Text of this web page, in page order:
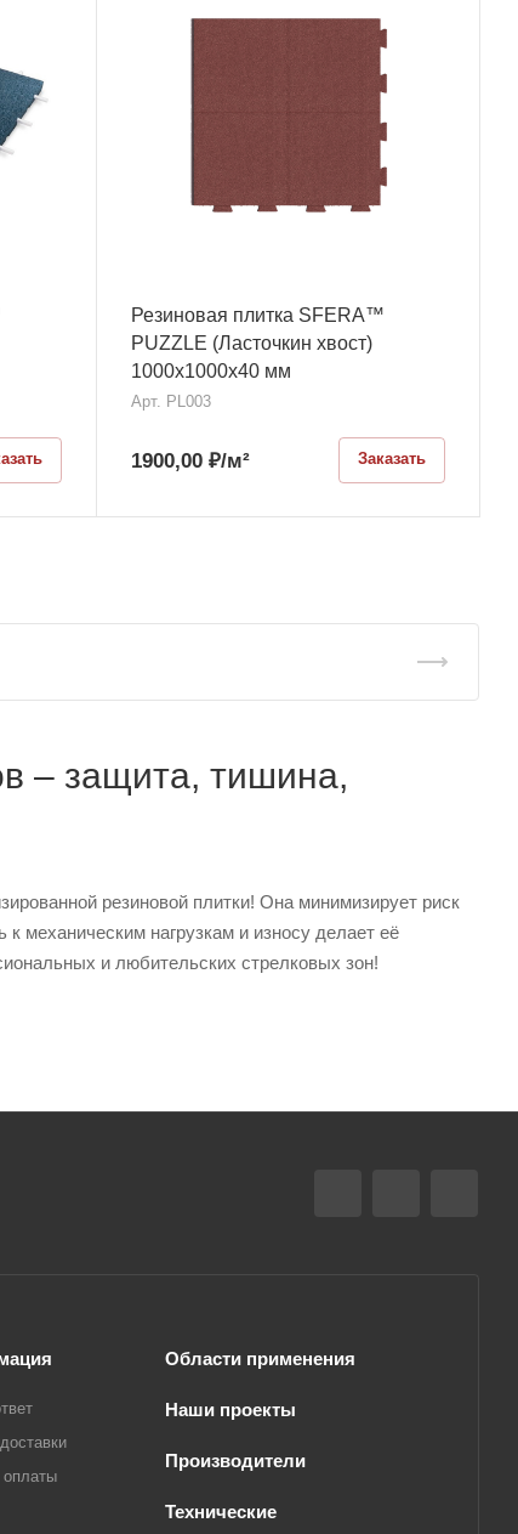
Резиновая плитка SFERA™
PUZZLE (Ласточкин хвост)
1000х1000x40 мм
Арт. PL003
1900,00 ₽/м² Заказать
– защита, тишина,
резиновой плитки! Она минимизирует риск
механическим нагрузкам и износу делает её
и любительских стрелковых зон!
Области применения
Наши проекты
Производители
Технические